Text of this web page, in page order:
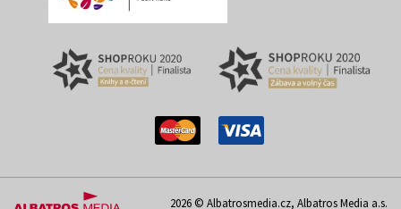
2026 © Albatrosmedia.cz, Albatros Media a.s.